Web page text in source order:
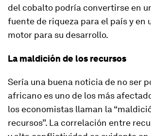
del cobalto podría convertirse en
fuente de riqueza para el país y en
motor para su desarrollo.
La maldición de los recursos
Sería una buena noticia de no ser
africano es uno de los más
los economistas llaman la
recursos”. La correlación entre